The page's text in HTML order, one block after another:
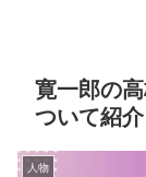
寛一郎の
ついて紹介
人物